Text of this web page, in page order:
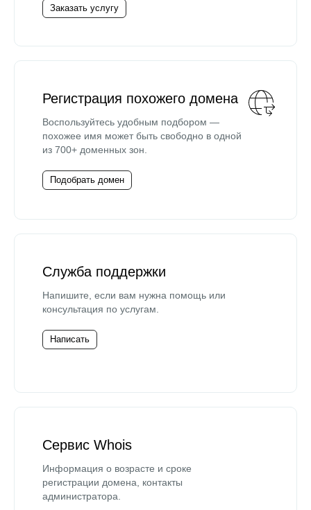
Заказать услугу
Регистрация похожего домена
Воспользуйтесь удобным подбором —
похожее имя может быть свободно в одной
из 700+ доменных зон.
Подобрать домен
Служба поддержки
Напишите, если вам нужна помощь или
консультация по услугам.
Написать
Сервис Whois
Информация о возрасте и сроке
регистрации домена, контакты
администратора.